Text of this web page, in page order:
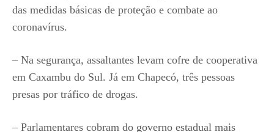
das medidas básicas de proteção e combate ao
coronavírus.
– Na segurança, assaltantes levam cofre de cooperativa
em Caxambu do Sul. Já em Chapecó, três pessoas
presas por tráfico de drogas.
– Parlamentares cobram do governo estadual mais